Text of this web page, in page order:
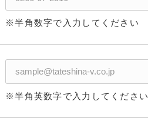
※半角数字で入力してください
※半角英数字で入力してください